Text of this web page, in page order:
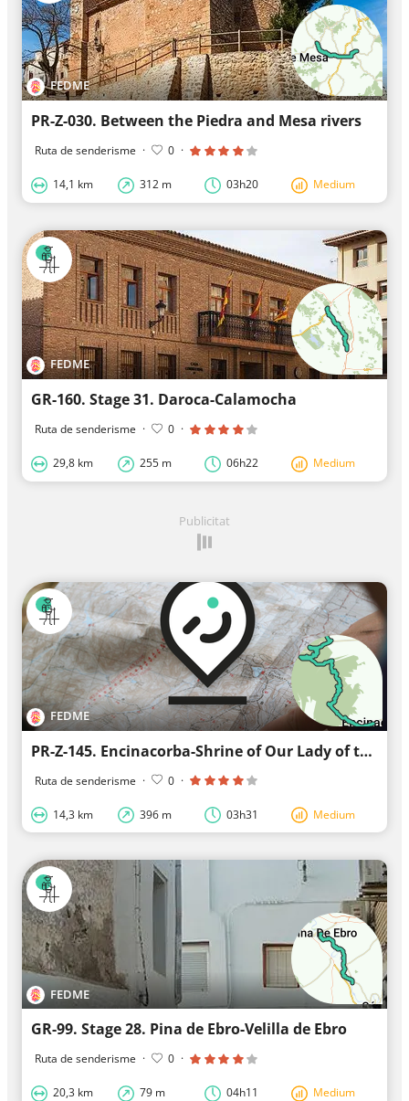
FEDME
PR-Z-030. Between the Piedra and Mesa rivers
Ruta de senderisme · 0 ·
14,1 km 312 m 03h20 Medium
FEDME
GR-160. Stage 31. Daroca-Calamocha
Ruta de senderisme · 0 ·
29,8 km 255 m 06h22 Medium
Publicitat
FEDME
PR-Z-145. Encinacorba-Shrine of Our Lady of the Vines
Ruta de senderisme · 0 ·
14,3 km 396 m 03h31 Medium
FEDME
GR-99. Stage 28. Pina de Ebro-Velilla de Ebro
Ruta de senderisme · 0 ·
20,3 km 79 m 04h11 Medium